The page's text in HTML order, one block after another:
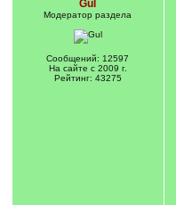
Gul
Модератор раздела
Сообщений: 12597
На сайте с 2009 г.
Рейтинг: 43275